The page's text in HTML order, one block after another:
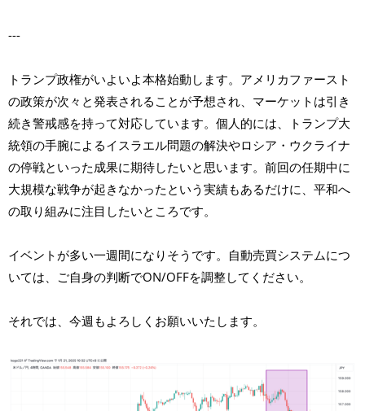
---
トランプ政権がいよいよ本格始動します。アメリカファースト
の政策が次々と発表されることが予想され、マーケットは引き
続き警戒感を持って対応しています。個人的には、トランプ大
統領の手腕によるイスラエル問題の解決やロシア・ウクライナ
の停戦といった成果に期待したいと思います。前回の任期中に
大規模な戦争が起きなかったという実績もあるだけに、平和へ
の取り組みに注目したいところです。
イベントが多い一週間になりそうです。自動売買システムにつ
いては、ご自身の判断でON/OFFを調整してください。
それでは、今週もよろしくお願いいたします。